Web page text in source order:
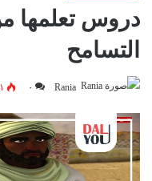
دروس تعلمها
التسامح
Rania ٠